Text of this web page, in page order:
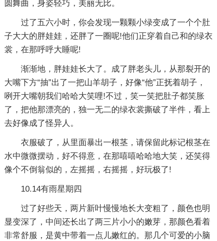
圆舞曲，身姿轻巧，美丽无比。
过了五六小时，你会发现一颗颗小绿变成了一个个肚
子大大的胖娃娃，还胖了一圈呢!他们正穿着自己和的绿衣
裳，在那呼呼大睡呢!
渐渐地，胖娃娃长大了。成了胖老头儿，从那裂开的
大嘴下方“抽”出了一把山羊胡子，好像“他”正抚着胡子，
咧开大嘴朝我们哈哈大笑哩!不过，笑一笑把肚子都笑胀
了，把他那漂亮的，独一无二的绿衣裳撕破了半件，看上
去好像成了怪异人。
衣服破了，从里面暴出一根茎，请保留此标记根茎在
水中微微摆动，好不得意，在那嘻嘻哈哈地大笑，还笑得
像个不倒翁似的，左摇摇，右摇摇，好玩极了!
10.14有雨星期四
过了好些天，两片新叶慢慢地长大变粗了，颜色也明
显变深了，中间还长出了两三片小小的嫩芽，那颜色看着
非常舒服，是黄中带着一点儿嫩红的。那几个可爱的小脑